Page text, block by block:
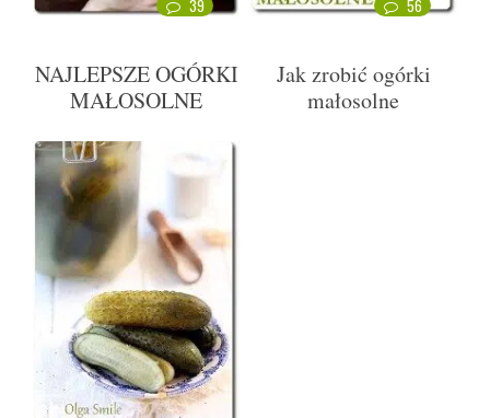
39
NAJLEPSZE OGÓRKI
MAŁOSOLNE
56
Jak zrobić ogórki
małosolne